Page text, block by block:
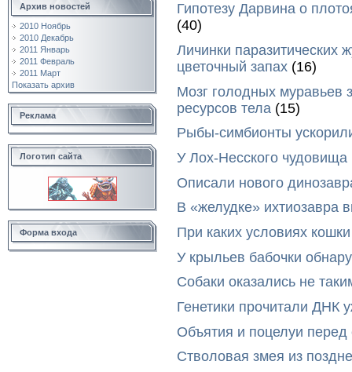
Архив новостей
2010 Ноябрь
2010 Декабрь
2011 Январь
2011 Февраль
2011 Март
Показать архив
Реклама
Логотип сайта
Форма входа
Гипотезу Дарвина о
(40)
Личинки паразитических
цветочный запах (16)
Мозг голодных муравьев
ресурсов тела (15)
Рыбы-симбионты
У Лох-Несского
Описали нового
В «желудке» ихтиозавра
При каких условиях
У крыльев бабочки
Собаки оказались не
Генетики прочитали ДНК
Объятия и поцелуи
Стволовая змея из